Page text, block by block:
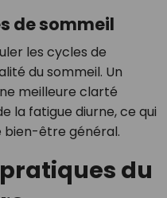
de sommeil
les cycles de
du sommeil. Un
meilleure clarté
la fatigue diurne, ce qui
être général.
du